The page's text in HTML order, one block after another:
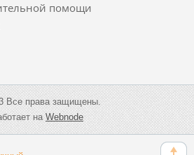
помощи
Все права защищены.
наWebnode